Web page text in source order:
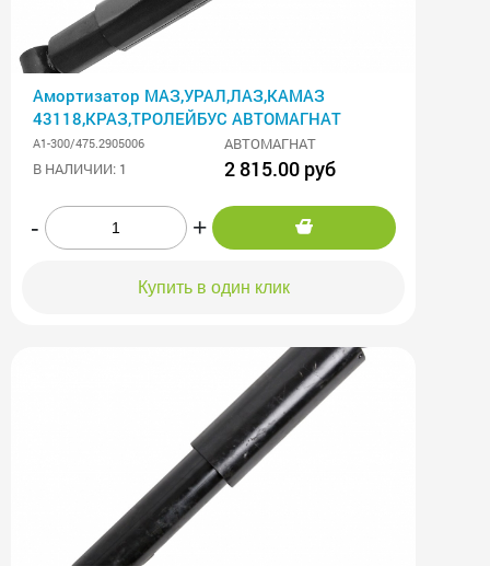
Амортизатор МАЗ,УРАЛ,ЛАЗ,КАМАЗ
43118,КРАЗ,ТРОЛЕЙБУС АВТОМАГНАТ
А1-300/475.2905006
АВТОМАГНАТ
В НАЛИЧИИ: 1
2 815.00 руб
- +
Купить в один клик